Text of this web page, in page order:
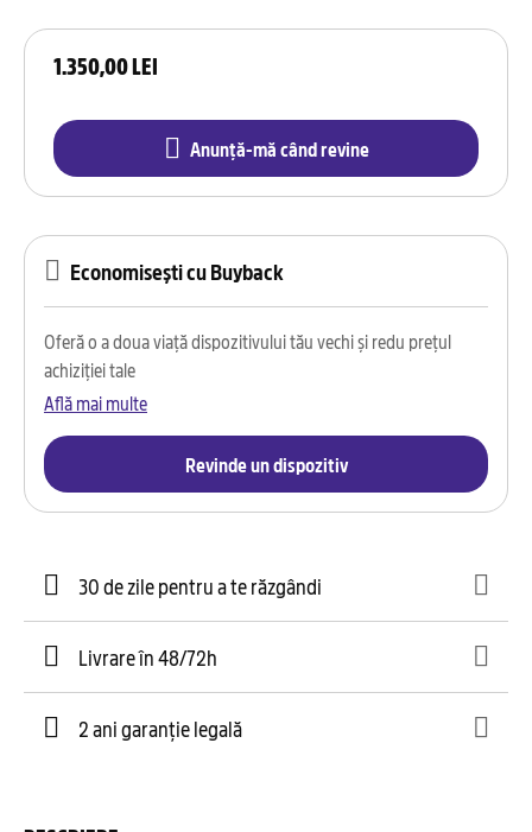
1.350,00 LEI
Anunță-mă când revine
Economisești cu Buyback
Oferă o a doua viață dispozitivului tău vechi și redu prețul
achiziției tale
Află mai multe
Revinde un dispozitiv
30 de zile pentru a te răzgândi
Livrare în 48/72h
2 ani garanție legală